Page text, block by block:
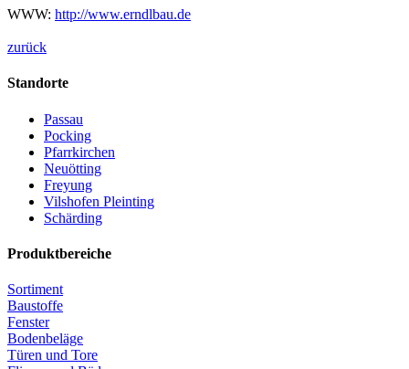
WWW: http://www.erndlbau.de
zurück
Standorte
Passau
Pocking
Pfarrkirchen
Neuötting
Freyung
Vilshofen Pleinting
Schärding
Produktbereiche
Sortiment
Baustoffe
Fenster
Bodenbeläge
Türen und Tore